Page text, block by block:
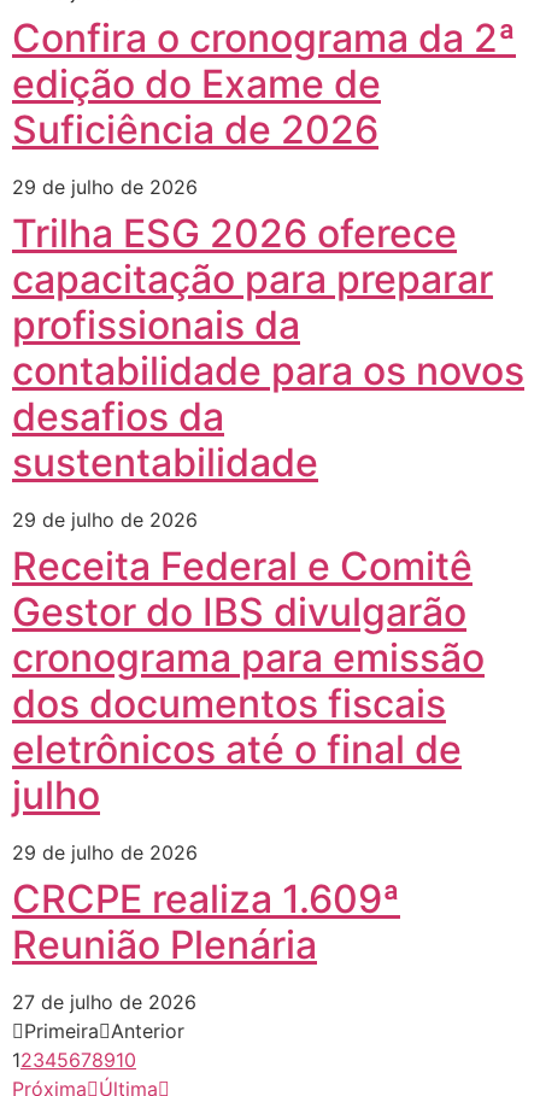
Confira o cronograma da 2ª
edição do Exame de
Suficiência de 2026
29 de julho de 2026
Trilha ESG 2026 oferece
capacitação para preparar
profissionais da
contabilidade para os novos
desafios da
sustentabilidade
29 de julho de 2026
Receita Federal e Comitê
Gestor do IBS divulgarão
cronograma para emissão
dos documentos fiscais
eletrônicos até o final de
julho
29 de julho de 2026
CRCPE realiza 1.609ª
Reunião Plenária
27 de julho de 2026
Primeira Anterior
12345678910
Próxima Última